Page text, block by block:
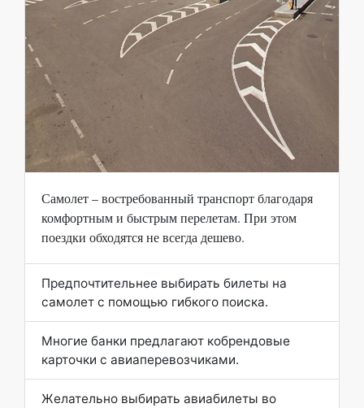
Самолет – востребованный транспорт благодаря
комфортным и быстрым перелетам. При этом
поездки обходятся не всегда дешево.
Предпочтительнее выбирать билеты на
самолет с помощью гибкого поиска.
Многие банки предлагают кобрендовые
карточки с авиаперевозчиками.
Желательно выбирать авиабилеты во